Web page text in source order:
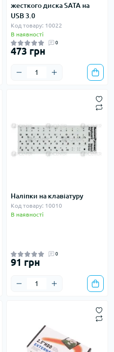
жесткого диска SATA на
USB 3.0
Код товару: 10022
В наявності
0
473 грн
Наліпки на клавіатуру
Код товару: 10010
В наявності
0
91 грн